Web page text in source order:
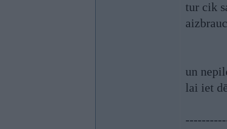
tur cik
un
lai iet